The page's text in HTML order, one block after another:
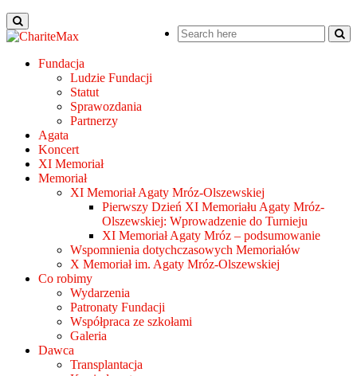
Fundacja
Ludzie Fundacji
Statut
Sprawozdania
Partnerzy
Agata
Koncert
XI Memoriał
Memoriał
XI Memoriał Agaty Mróz-Olszewskiej
Pierwszy Dzień XI Memoriału Agaty Mróz-
Olszewskiej: Wprowadzenie do Turnieju
XI Memoriał Agaty Mróz – podsumowanie
Wspomnienia dotychczasowych Memoriałów
X Memoriał im. Agaty Mróz-Olszewskiej
Co robimy
Wydarzenia
Patronaty Fundacji
Współpraca ze szkołami
Galeria
Dawca
Transplantacja